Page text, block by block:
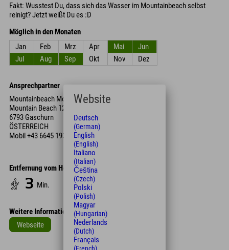
Fakt: Wusstest Du, dass sich das Wasser im Mountainbeach selbst
reinigt? Jetzt weißt Du es :D
Möglich in den Monaten
Jan
Feb Mrz Apr Mai
Jun
Jul
Aug Sep Okt Nov Dez
Ansprechpartner
Mountainbeach Montafon
Mountain Beach 127 127
6793 Gaschurn
ÖSTERREICH
Mobil+43 6645 193 563
Entfernung vom Hotel
3 Min.
Weitere Informationen
Webseite
Leaflet
Website
Deutsch
(German)
English
(English)
Italiano
(Italian)
Čeština
(Czech)
Polski
(Polish)
Magyar
(Hungarian)
Nederlands
(Dutch)
Français